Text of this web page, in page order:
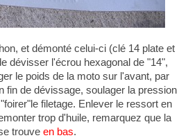
et démonté celui-ci (clé 14 plate et
dévisser l'écrou hexagonal de "14",
le poids de la moto sur l'avant, par
fin de dévissage, soulager la pression
filetage. Enlever le ressort en
trop d'huile, remarquez que la
trouve en bas.